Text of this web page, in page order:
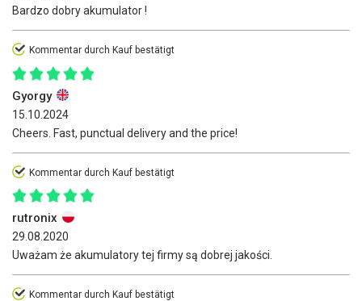
Bardzo dobry akumulator !
Kommentar durch Kauf bestätigt
Gyorgy
15.10.2024
Cheers. Fast, punctual delivery and the price!
Kommentar durch Kauf bestätigt
rutronix
29.08.2020
Uważam że akumulatory tej firmy są dobrej jakości.
Kommentar durch Kauf bestätigt